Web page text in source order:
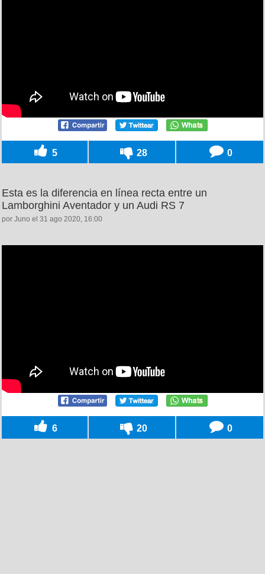
5 28 0
Esta es la diferencia en línea recta entre un
Lamborghini Aventador y un Audi RS 7
por Juno el 31 ago 2020, 16:00
6 20 0